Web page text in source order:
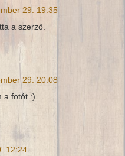
29. 19:35
a szerző.
29. 20:08
a fotót.:)
12:24